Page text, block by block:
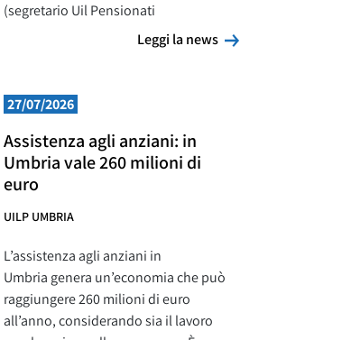
(segretario Uil Pensionati
Leggi la news
Leggi la news
27/07/2026
Assistenza agli anziani: in
Umbria vale 260 milioni di
euro
UILP UMBRIA
L’assistenza agli anziani in
Umbria genera un’economia che può
raggiungere 260 milioni di euro
all’anno, considerando sia il lavoro